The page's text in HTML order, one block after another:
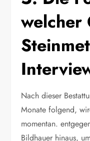
welcher
Nach dieser
Monate folgend,
momentan.
Bildhauer hinaus,